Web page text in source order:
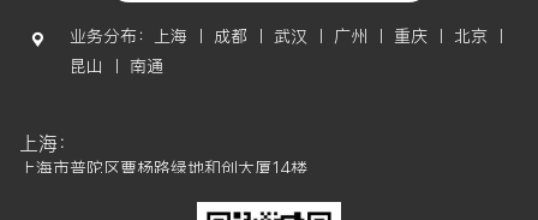
业务分布：上海 丨 成都 丨 武汉 丨 广州 丨 重庆 丨 北京 丨
昆山 丨 南通
上海：
上海市普陀区曹杨路绿地和创大厦14楼